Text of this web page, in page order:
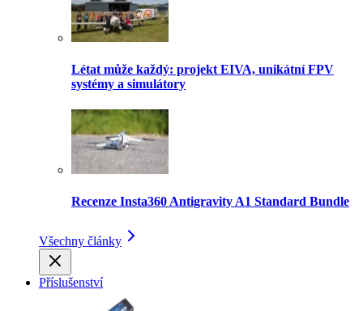
Létat může každý: projekt EIVA, unikátní FPV
systémy a simulátory
Recenze Insta360 Antigravity A1 Standard Bundle
Všechny články
Příslušenství